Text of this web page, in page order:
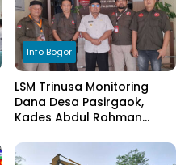
Info Bogor
LSM Trinusa Monitoring
Dana Desa Pasirgaok,
Kades Abdul Rohman
Transparansi Pengelolaan